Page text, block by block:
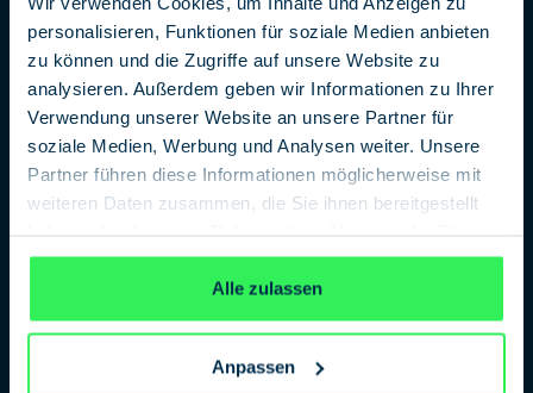
personalisieren, Funktionen für soziale Medien anbieten
zu können und die Zugriffe auf unsere Website zu
analysieren. Außerdem geben wir Informationen zu Ihrer
Verwendung unserer Website an unsere Partner für
soziale Medien, Werbung und Analysen weiter. Unsere
Partner führen diese Informationen möglicherweise mit
weiteren Daten zusammen, die Sie ihnen bereitgestellt
gesammelt haben.Datenschutzerklärung
Alle zulassen
Anpassen
massive Welle an russischer Propaganda und
Desinformation feststellen können mit dem Narrativ,
Migranten negativ darzustellen und die Aggression und
Debatte zusätzlich anzufeuern.
Das Ziel sei es von Loringhoven zufolge, die Spaltung der
deutschen Gesellschaft voranzutreiben. Dort, wo sich
gesellschaftliche Bruchlinien befunden hätten, würden
„informationstechnische Brandbeschleuniger“ zu einer
Vielzahl von kontroversen Themen einsetze.
Wer sind die Akteure?
Die Sicherheitsexperten gehen davon aus, dass die